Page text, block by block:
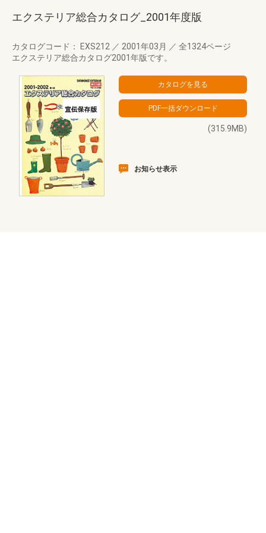
エクステリア総合カタログ_2001年度版
カタログコード： EXS212 ／ 2001年03月 ／ 全1324ページ
エクステリア総合カタログ2001年版です。
(315.9MB)
お知らせ表示